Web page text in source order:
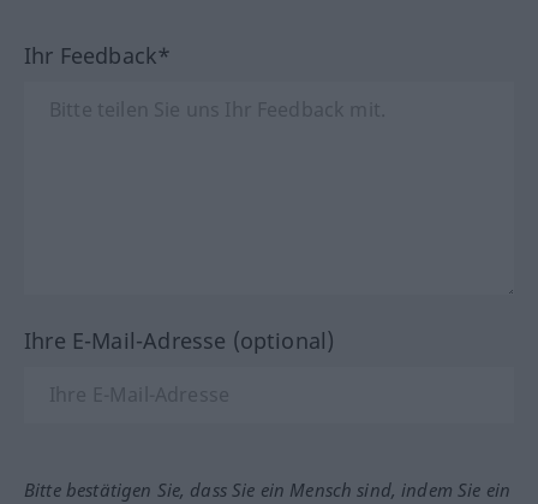
Ihr Feedback*
Ihre E-Mail-Adresse (optional)
Bitte bestätigen Sie, dass Sie ein Mensch sind, indem Sie ein